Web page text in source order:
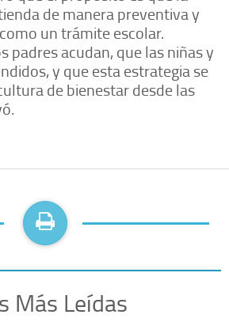
de manera preventiva y
un trámite escolar.
padres acudan, que las niñas y
y que esta estrategia se
de bienestar desde las
Más Leídas